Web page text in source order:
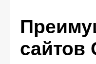
сайтов